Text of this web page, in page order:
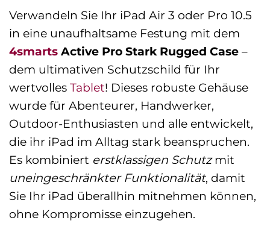
Verwandeln Sie Ihr iPad Air 3 oder Pro 10.5
in eine unaufhaltsame Festung mit dem
4smarts Active Pro Stark Rugged Case –
dem ultimativen Schutzschild für Ihr
wertvolles Tablet! Dieses robuste Gehäuse
wurde für Abenteurer, Handwerker,
Outdoor-Enthusiasten und alle entwickelt,
die ihr iPad im Alltag stark beanspruchen.
Es kombiniert erstklassigen Schutzmit
uneingeschränkter Funktionalität, damit
Sie Ihr iPad überallhin mitnehmen können,
ohne Kompromisse einzugehen.